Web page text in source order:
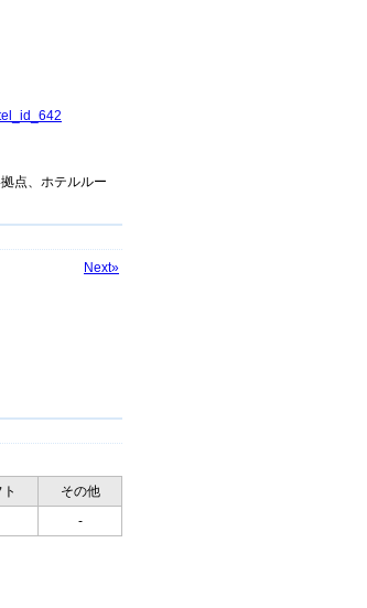
点、ホテルルー
Next»
その他
-